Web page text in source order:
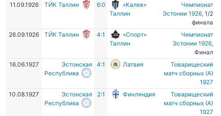
11.09.1926
ТЙК Таллин 6:0
«Калев»
Таллин
Чемпионат
Эстонии 1926, 1/2
финала
26.09.1926
ТЙК Таллин 4:1
«Спорт»
Таллин
Чемпионат
Эстонии 1926,
Финал
16.06.1927
Эстонская
Республика
4:1 Латвия
Товарищеский
матч сборных (А)
1927
10.08.1927
Эстонская
Республика
2:1 Финляндия
Товарищеский
матч сборных (А)
1927